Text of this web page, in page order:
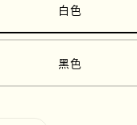
白色
黑色